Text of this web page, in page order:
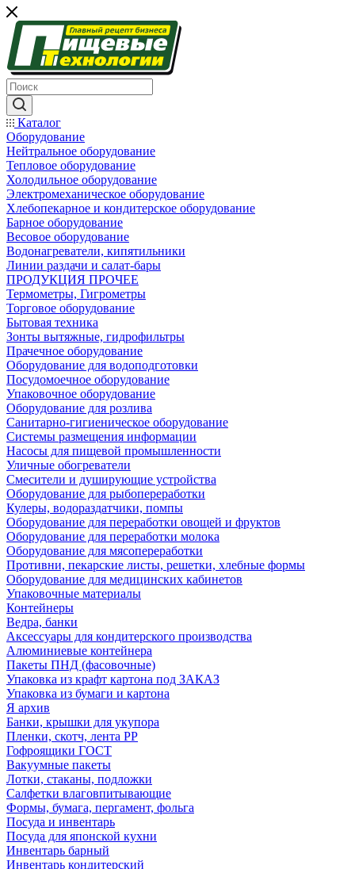
Каталог
Оборудование
Нейтральное оборудование
Тепловое оборудование
Холодильное оборудование
Электромеханическое оборудование
Хлебопекарное и кондитерское оборудование
Барное оборудование
Весовое оборудование
Водонагреватели, кипятильники
Линии раздачи и салат-бары
ПРОДУКЦИЯ ПРОЧЕЕ
Термометры, Гигрометры
Торговое оборудование
Бытовая техника
Зонты вытяжные, гидрофильтры
Прачечное оборудование
Оборудование для водоподготовки
Посудомоечное оборудование
Упаковочное оборудование
Оборудование для розлива
Санитарно-гигиеническое оборудование
Системы размещения информации
Насосы для пищевой промышленности
Уличные обогреватели
Смесители и душирующие устройства
Оборудование для рыбопереработки
Кулеры, водораздатчики, помпы
Оборудование для переработки овощей и фруктов
Оборудование для переработки молока
Оборудование для мясопереработки
Противни, пекарские листы, решетки, хлебные формы
Оборудование для медицинских кабинетов
Упаковочные материалы
Контейнеры
Ведра, банки
Аксессуары для кондитерского производства
Алюминиевые контейнера
Пакеты ПНД (фасовочные)
Упаковка из крафт картона под ЗАКАЗ
Упаковка из бумаги и картона
Я архив
Банки, крышки для укупора
Пленки, скотч, лента РР
Гофроящики ГОСТ
Вакуумные пакеты
Лотки, стаканы, подложки
Салфетки влаговпитывающие
Формы, бумага, пергамент, фольга
Посуда и инвентарь
Посуда для японской кухни
Инвентарь барный
Инвентарь кондитерский